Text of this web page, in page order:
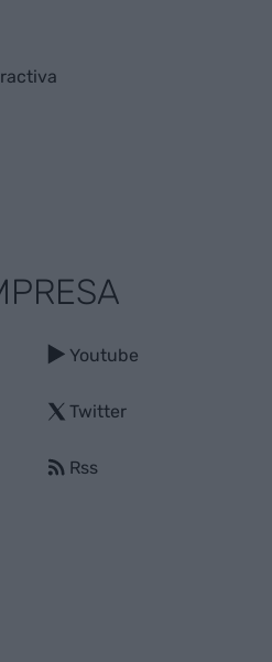
Youtube
Twitter
Rss